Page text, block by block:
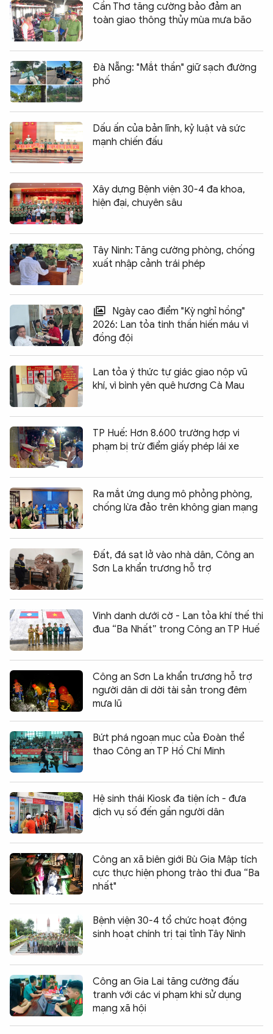
Cần Thơ tăng cường bảo đảm an
toàn giao thông thủy mùa mưa bão
Đà Nẵng: "Mắt thần" giữ sạch đường
phố
Dấu ấn của bản lĩnh, kỷ luật và sức
mạnh chiến đấu
Xây dựng Bệnh viện 30-4 đa khoa,
hiện đại, chuyên sâu
Tây Ninh: Tăng cường phòng, chống
xuất nhập cảnh trái phép
Ngày cao điểm "Kỳ nghỉ hồng"
2026: Lan tỏa tinh thần hiến máu vì
đồng đội
Lan tỏa ý thức tự giác giao nộp vũ
khí, vì bình yên quê hương Cà Mau
TP Huế: Hơn 8.600 trường hợp vi
phạm bị trừ điểm giấy phép lái xe
Ra mắt ứng dụng mô phỏng phòng,
chống lừa đảo trên không gian mạng
Đất, đá sạt lở vào nhà dân, Công an
Sơn La khẩn trương hỗ trợ
Vinh danh dưới cờ - Lan tỏa khí thế thi
đua “Ba Nhất” trong Công an TP Huế
Công an Sơn La khẩn trương hỗ trợ
người dân di dời tài sản trong đêm
mưa lũ
Bứt phá ngoạn mục của Đoàn thể
thao Công an TP Hồ Chí Minh
Hệ sinh thái Kiosk đa tiện ích - đưa
dịch vụ số đến gần người dân
Công an xã biên giới Bù Gia Mập tích
cực thực hiện phong trào thi đua “Ba
nhất"
Bệnh viện 30-4 tổ chức hoạt động
sinh hoạt chính trị tại tỉnh Tây Ninh
Công an Gia Lai tăng cường đấu
tranh với các vi phạm khi sử dụng
mạng xã hội